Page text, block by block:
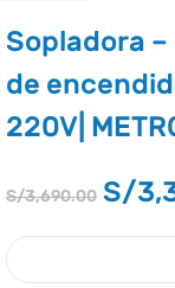
Sopladora
de
220V|
S/3,690.00 S/